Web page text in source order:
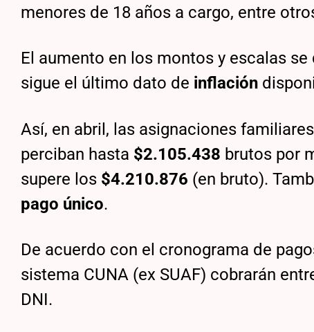
menores de 18 años a cargo, entre
El aumento en los montos y escalas
sigue el último dato de inflación
Así, en abril, las asignaciones
perciban hasta $2.105.438 brutos por
supere los $4.210.876 (en bruto).
pago único.
De acuerdo con el cronograma de
sistema CUNA (ex SUAF) cobrarán
DNI.